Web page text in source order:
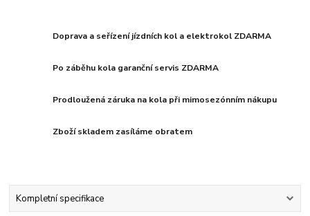
Doprava a seřízení jízdních kol a elektrokol ZDARMA
Po záběhu kola garanční servis ZDARMA
Prodloužená záruka na kola při mimosezónním nákupu
Zboží skladem zasíláme obratem
Kompletní specifikace